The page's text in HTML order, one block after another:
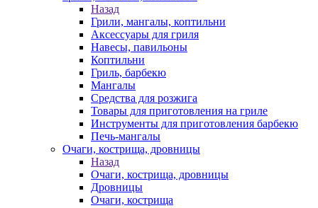
Назад
Грили, мангалы, коптильни
Аксессуары для гриля
Навесы, павильоны
Коптильни
Гриль, барбекю
Мангалы
Средства для розжига
Товары для приготовления на гриле
Инструменты для приготовления барбекю
Печь-мангалы
Очаги, кострища, дровницы
Назад
Очаги, кострища, дровницы
Дровницы
Очаги, кострища